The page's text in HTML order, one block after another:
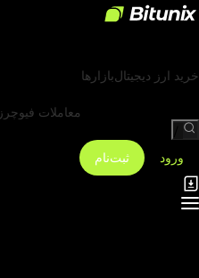
خرید ارز دیجیتالبازارها
معاملات فیوچرز
ورود
ثبت‌نام